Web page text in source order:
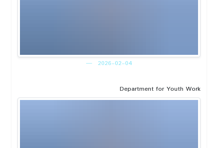
2026-02-04
Department for Youth Work